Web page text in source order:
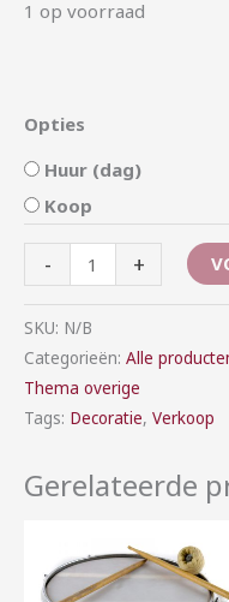
1 op voorraad
Opties
Huur (dag)
Koop
- +
SKU: N/B
Categorieën: Alle
Thema overige
Tags: Decoratie, Verkoop
Gerelateerde
€5,00
tot
€30,00